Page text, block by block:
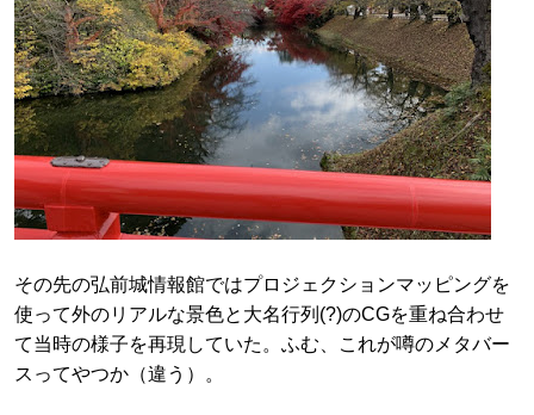
その先の弘前城情報館ではプロジェクションマッピングを
使って外のリアルな景色と大名行列(?)のCGを重ね合わせ
て当時の様子を再現していた。ふむ、これが噂のメタバー
スってやつか（違う）。